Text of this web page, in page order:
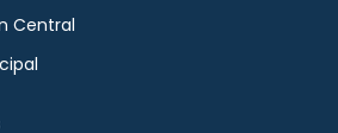
Central